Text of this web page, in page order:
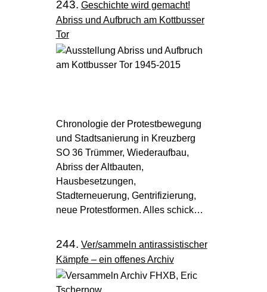
243. Geschichte wird gemacht!
Abriss und Aufbruch am Kottbusser
Tor
Chronologie der Protestbewegung
und Stadtsanierung in Kreuzberg
SO 36 Trümmer, Wiederaufbau,
Abriss der Altbauten,
Hausbesetzungen,
Stadterneuerung, Gentrifizierung,
neue Protestformen. Alles schick…
244. Ver/sammeln antirassistischer
Kämpfe – ein offenes Archiv